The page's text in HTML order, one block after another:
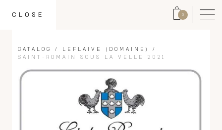
0
CLOSE
CATALOG / LEFLAIVE (DOMAINE)
/
SAINT-ROMAIN SOUS LA VELLE 2021